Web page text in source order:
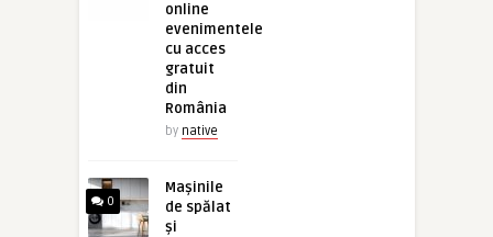
online
evenimentele
cu acces
gratuit
din
România
by native
0
Mașinile
de spălat
și